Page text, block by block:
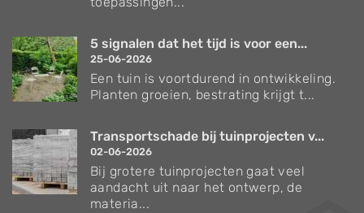
5 signalen dat het tijd is voor een...
25-06-2026
Een tuin is voortdurend in ontwikkeling.
Planten groeien, bestrating krijgt t...
Transportschade bij tuinprojecten v...
02-06-2026
Bij grotere tuinprojecten gaat veel
aandacht uit naar het ontwerp, de
materia...